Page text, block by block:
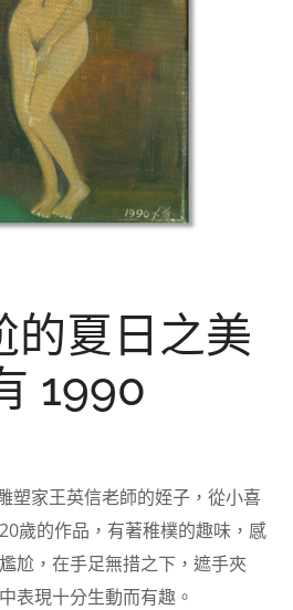
的夏日之美
1990
塑家王英信老師的姪子，從小喜
歲的作品，有著稚樸的趣味，感
尬，在手足無措之下，遮手夾
表現十分生動而有趣。